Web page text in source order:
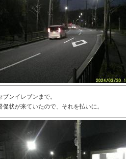
ンイレブンまで。
状が来ていたので、それを払いに。